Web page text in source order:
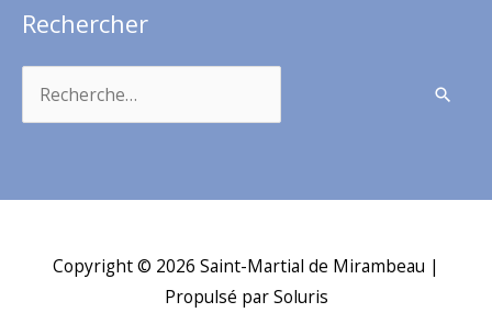
Rechercher
Copyright © 2026 Saint-Martial de Mirambeau |
Propulsé par Soluris